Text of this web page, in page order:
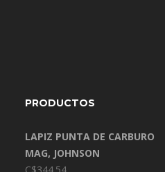
PRODUCTOS
LAPIZ PUNTA DE CARBURO
MAG, JOHNSON